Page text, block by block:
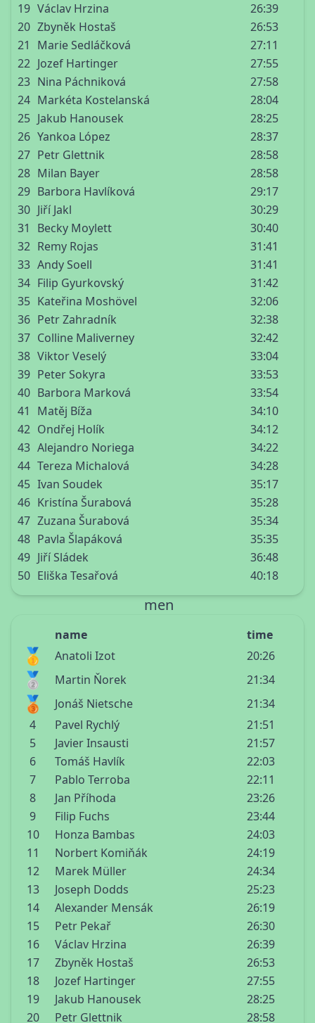
19 Václav Hrzina
26:39
20 Zbyněk Hostaš
26:53
21
Marie Sedláčková
27:11
22 Jozef Hartinger
27:55
23 Nina Páchniková
27:58
24 Markéta Kostelanská
28:04
25 Jakub Hanousek
28:25
26 Yankoa López
28:37
27 Petr Glettnik
28:58
28 Milan Bayer
28:58
29 Barbora Havlíková
29:17
30 Jiří Jakl
30:29
31
Becky Moylett
30:40
32 Remy Rojas
31:41
33 Andy Soell
31:41
34 Filip Gyurkovský
31:42
35 Kateřina Moshövel
32:06
36 Petr Zahradník
32:38
37 Colline Maliverney
32:42
38 Viktor Veselý
33:04
39 Peter Sokyra
33:53
40 Barbora Marková
33:54
41
Matěj Bíža
34:10
42 Ondřej Holík
34:12
43 Alejandro Noriega
34:22
44 Tereza Michalová
34:28
45 Ivan Soudek
35:17
46 Kristína Šurabová
35:28
47 Zuzana Šurabová
35:34
48 Pavla Šlapáková
35:35
49 Jiří Sládek
36:48
50 Eliška Tesařová 40:18
men
name time
🥇 Anatoli Izot 20:26
🥈 Martin Ňorek 21:34
🥉 Jonáš Nietsche
21:34
4
Pavel Rychlý
21:51
5
Javier Insausti
21:57
6
Tomáš Havlík
22:03
7
Pablo Terroba
22:11
8
Jan Příhoda
23:26
9
Filip Fuchs
23:44
10
Honza Bambas
24:03
11
Norbert Komiňák
24:19
12
Marek Müller
24:34
13
Joseph Dodds
25:23
14
Alexander Mensák
26:19
15
Petr Pekař
26:30
16
Václav Hrzina
26:39
17
Zbyněk Hostaš
26:53
18
Jozef Hartinger
27:55
19
Jakub Hanousek
28:25
20
Petr Glettnik 28:58